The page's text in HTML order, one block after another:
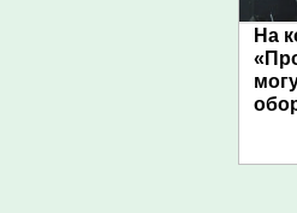
На